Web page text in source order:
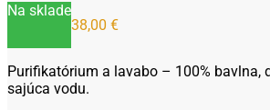
Na sklade
38,00 €
Purifikatórium a lavabo – 100% bavlna,
sajúca vodu.